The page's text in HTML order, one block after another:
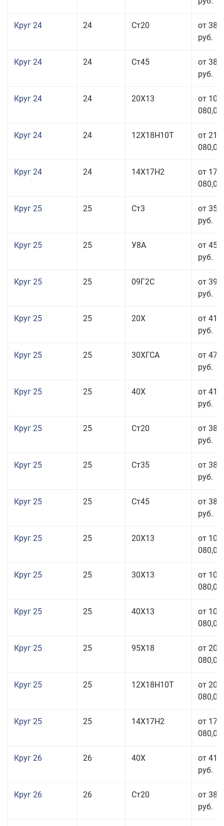
Круг 24 24 Ст20
от 38
руб.
Круг 24 24 Ст45
от 38
руб.
Круг 24 24 20Х13
от 103
080,00
Круг 24 24 12Х18Н10Т
от 211
080,00
Круг 24 24 14Х17Н2
от 178
080,00
Круг 25 25 Ст3
от 35
руб.
Круг 25 25 У8А
от 45
руб.
Круг 25 25 09Г2С
от 39
руб.
Круг 25 25 20Х
от 41
руб.
Круг 25 25 30ХГСА
от 47
руб.
Круг 25 25 40Х
от 41
руб.
Круг 25 25 Ст20
от 38
руб.
Круг 25 25 Ст35
от 38
руб.
Круг 25 25 Ст45
от 38
руб.
Круг 25 25 20Х13
от 103
080,00
Круг 25 25 30Х13
от 103
080,00
Круг 25 25 40Х13
от 103
080,00
Круг 25 25 95Х18
от 208
080,00
Круг 25 25 12Х18Н10Т
от 208
080,00
Круг 25 25 14Х17Н2
от 179
080,00
Круг 26 26 40Х
от 41
руб.
Круг 26 26 Ст20
от 38
руб.